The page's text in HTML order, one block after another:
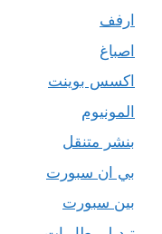
ارفف
اصباغ
اكسس بوينت
المونيوم
بنشر متنقل
بي ان سبورت
بين سبورت